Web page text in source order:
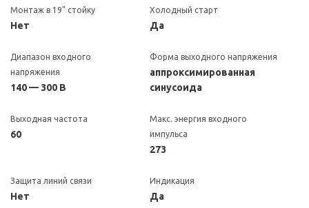
Монтаж в 19" стойку
Нет
Холодный старт
Да
Диапазон входного
напряжения
140 — 300 В
Форма выходного напряжения
аппроксимированная
синусоида
Выходная частота
60
Макс. энергия входного
импульса
273
Защита линий связи
Нет
Индикация
Да